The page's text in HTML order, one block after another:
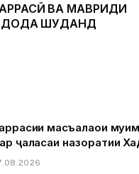
ВА МАВРИДИ
ДОДА ШУДАНД
масъалаҳои
ҷаласаи назоратии